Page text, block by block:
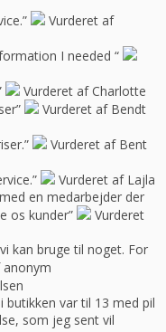
Vurderet af
I needed “
Vurderet af Charlotte
Vurderet af Bendt
Vurderet af Bent
Vurderet af Lajla
en medarbejder der
os kunder”
Vurderet
kan bruge til noget. For
anonym
var til 13 med pil
som jeg sent vil